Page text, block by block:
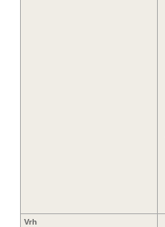
Vrh